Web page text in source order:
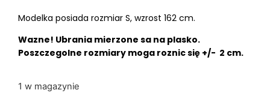
Modelka posiada rozmiar S, wzrost 162 cm.
Wazne! Ubrania mierzone sa na plasko.
Poszczegolne rozmiary moga roznic się +/- 2 cm.
1 w magazynie